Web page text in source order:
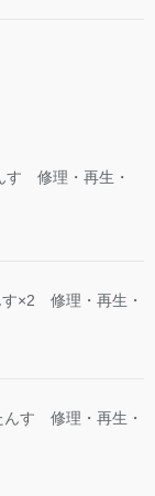
す 修理・再生・
×2 修理・再生・
す 修理・再生・